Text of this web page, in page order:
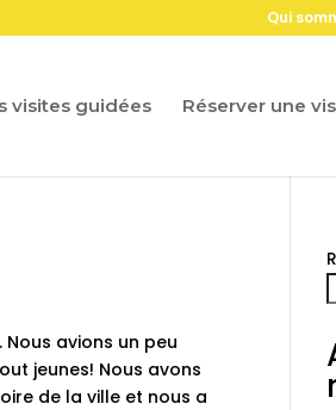
Qui
visites guidées Réserver une
avions un peu
jeunes! Nous avons
de la ville et nous a